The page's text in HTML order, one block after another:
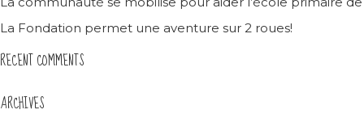
La Fondation permet une aventure sur 2 roues!
RECENT COMMENTS
ARCHIVES